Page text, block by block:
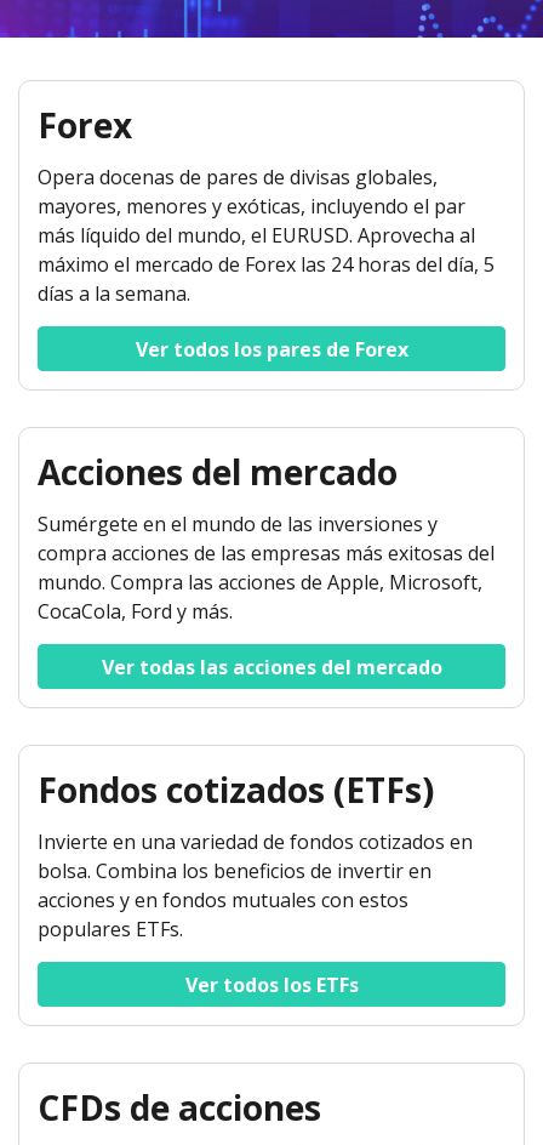
Fondos cotizados (ETFs)
Zero Account
NUEVO
NUEVO
Guía de instalación de cTrader
Transparencia y seguridad
Documentos legales
English
Русский
Tiếng Việt
Trading is Risky.
Forex
Opera docenas de pares de divisas globales,
mayores, menores y exóticas, incluyendo el par
más líquido del mundo, el EURUSD. Aprovecha al
máximo el mercado de Forex las 24 horas del día, 5
días a la semana.
Ver todos los pares de Forex
Acciones del mercado
Sumérgete en el mundo de las inversiones y
compra acciones de las empresas más exitosas del
mundo. Compra las acciones de Apple, Microsoft,
CocaCola, Ford y más.
Ver todas las acciones del mercado
Fondos cotizados (ETFs)
Invierte en una variedad de fondos cotizados en
bolsa. Combina los beneficios de invertir en
acciones y en fondos mutuales con estos
populares ETFs.
Ver todos los ETFs
CFDs de acciones